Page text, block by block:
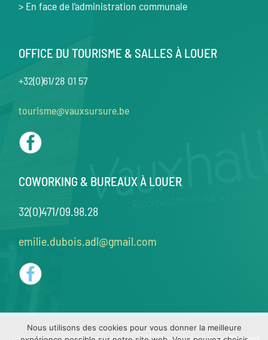
> En face de l’administration communale
OFFICE DU TOURISME & SALLES À LOUER
+32(0)61/28 01 57
tourisme@vauxsursure.be
COWORKING & BUREAUX À LOUER
32(0)471/09.98.28
emilie.dubois.adl@gmail.com
Nous utilisons des cookies pour vous donner la meilleure